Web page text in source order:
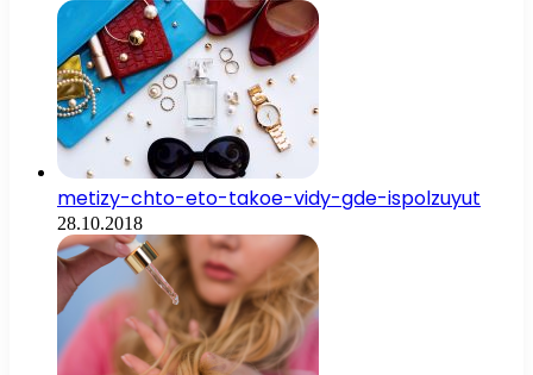
metizy-chto-eto-takoe-vidy-gde-ispolzuyut
28.10.2018